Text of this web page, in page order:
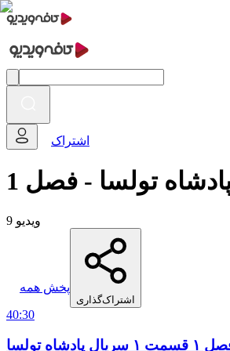
اشتراک
تولسا - فصل 1
9 ویدیو
پخش همه
اشتراک‌گذاری
40:30
۱ سریال پادشاه تولسا